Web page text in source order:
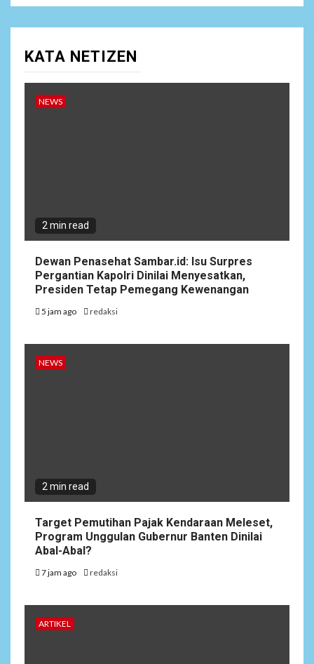
KATA NETIZEN
NEWS
2 min read
Dewan Penasehat Sambar.id: Isu Surpres
Pergantian Kapolri Dinilai Menyesatkan,
Presiden Tetap Pemegang Kewenangan
5 jam ago redaksi
NEWS
2 min read
Target Pemutihan Pajak Kendaraan Meleset,
Program Unggulan Gubernur Banten Dinilai
Abal-Abal?
7 jam ago redaksi
ARTIKEL